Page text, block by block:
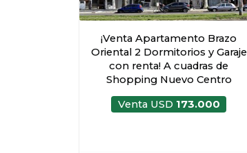
¡Venta Apartamento Brazo
Oriental 2 Dormitorios y Garaje
con renta! A cuadras de
Shopping Nuevo Centro
Venta USD 173.000